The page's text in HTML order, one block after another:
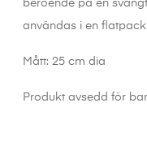
beroende på en
användas i en flatpack.
Mått: 25 cm dia
Produkt avsedd för